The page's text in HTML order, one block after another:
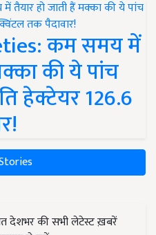
कम समय में
की ये पांच
हेक्टेयर 126.6
देशभर की सभी लेटेस्ट ख़बरें